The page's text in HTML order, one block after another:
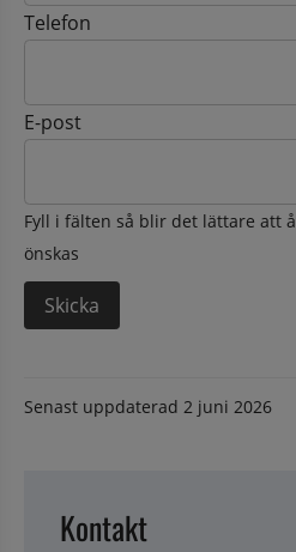
Telefon
E-post
Fyll i fälten så blir det lättare att
önskas
Senast uppdaterad 2 juni 2026
Kontakt